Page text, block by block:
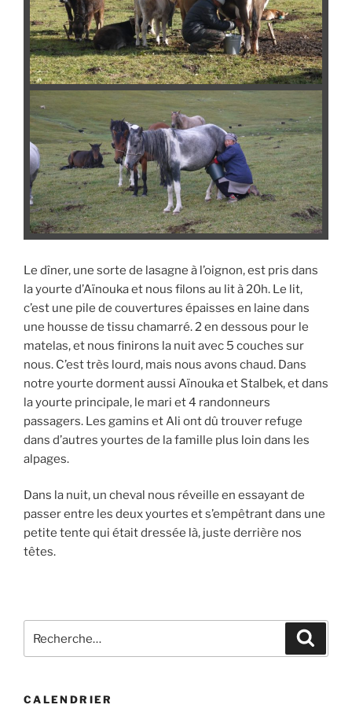
Le dîner, une sorte de lasagne à l’oignon, est pris dans
la yourte d’Aïnouka et nous filons au lit à 20h. Le lit,
c’est une pile de couvertures épaisses en laine dans
une housse de tissu chamarré. 2 en dessous pour le
matelas, et nous finirons la nuit avec 5 couches sur
nous. C’est très lourd, mais nous avons chaud. Dans
notre yourte dorment aussi Aïnouka et Stalbek, et dans
la yourte principale, le mari et 4 randonneurs
passagers. Les gamins et Ali ont dû trouver refuge
dans d’autres yourtes de la famille plus loin dans les
alpages.
Dans la nuit, un cheval nous réveille en essayant de
passer entre les deux yourtes et s’empêtrant dans une
petite tente qui était dressée là, juste derrière nos
têtes.
pour
CALENDRIER